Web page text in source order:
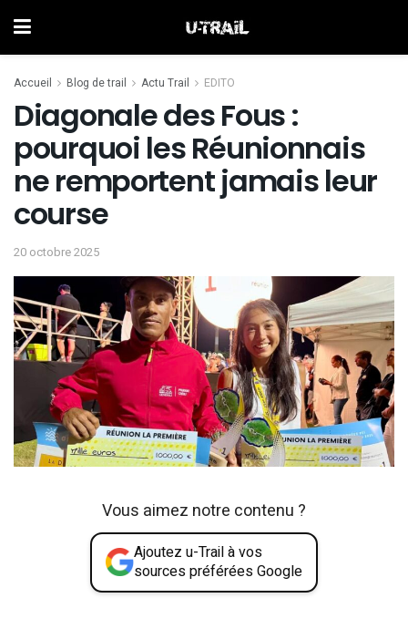
Accueil Blog de trail Actu Trail EDITO
Diagonale des Fous :
pourquoi les Réunionnais
ne remportent jamais leur
course
20 octobre 2025
Vous aimez notre contenu ?
Ajoutez u-Trail à vos
sources préférées Google